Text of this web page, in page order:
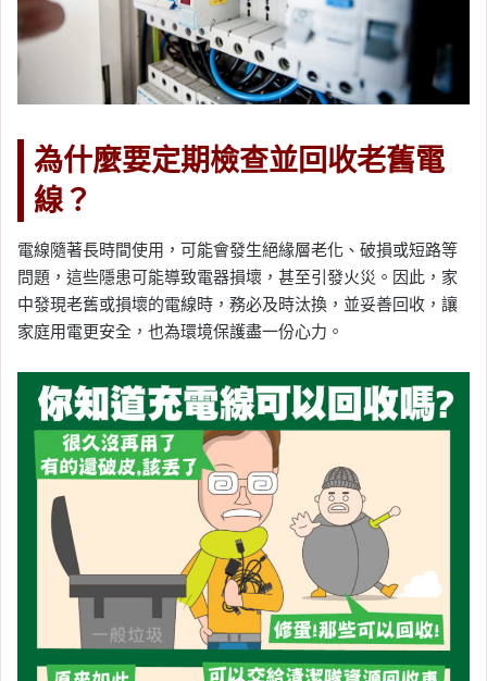
為什麼要定期檢查並回收老舊電
線？
電線隨著長時間使用，可能會發生絕緣層老化、破損或短路等
問題，這些隱患可能導致電器損壞，甚至引發火災。因此，家
中發現老舊或損壞的電線時，務必及時汰換，並妥善回收，讓
家庭用電更安全，也為環境保護盡一份心力。